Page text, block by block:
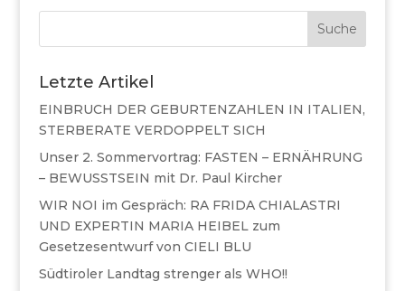
Suche
Letzte Artikel
EINBRUCH DER GEBURTENZAHLEN IN ITALIEN,
STERBERATE VERDOPPELT SICH
Unser 2. Sommervortrag: FASTEN – ERNÄHRUNG
– BEWUSSTSEIN mit Dr. Paul Kircher
WIR NOI im Gespräch: RA FRIDA CHIALASTRI
UND EXPERTIN MARIA HEIBEL zum
Gesetzesentwurf von CIELI BLU
Südtiroler Landtag strenger als WHO!!